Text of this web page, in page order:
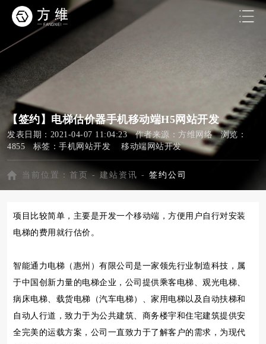
【签约】电梯估价器手机移动端H5网站开发
发表日期：2021-04-07 11:04:23 作者来源：方维网络 浏览：
4855 标签： 手机网站开发 移动端网站开发
当前位置： 首页 - 建站资讯 - 签约公司
项目比较简单，主要是开发一个移动端，方便用户自行对安装
电梯的费用就行估价。
智能通力电梯（惠州）有限公司是一家领先行业制造科技，属
于中国创新力量的电梯企业，公司提供乘客电梯、观光电梯、
病床电梯、载货电梯（汽车电梯）、家用电梯以及自动扶梯和
自动人行道，致力于为公共建筑、商务楼宇和住宅建筑提供安
全完美的运载方案，公司一直致力于了解客户的需求，为现代